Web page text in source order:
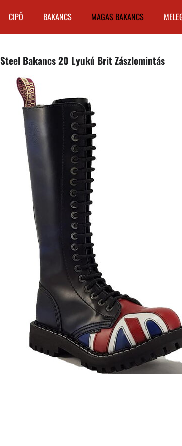
CIPŐ BAKANCS MAGAS BAKANCS
Steel Bakancs 20 Lyukú Brit Zászlomintás